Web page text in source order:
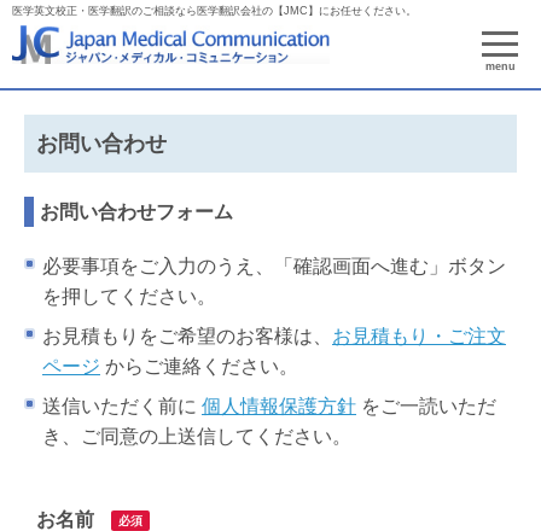
医学英文校正・医学翻訳のご相談なら医学翻訳会社の【JMC】にお任せください。
menu
お問い合わせ
お問い合わせフォーム
必要事項をご入力のうえ、「確認画面へ進む」ボタン
を押してください。
お見積もりをご希望のお客様は、 お見積もり・ご注文
ページ からご連絡ください。
送信いただく前に 個人情報保護方針 をご一読いただ
き、ご同意の上送信してください。
お名前 必須